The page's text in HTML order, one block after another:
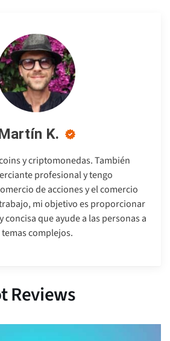
K.
y criptomonedas. También
profesional y tengo
de acciones y el comercio
mi objetivo es proporcionar
que ayude a las personas a
complejos.
Reviews